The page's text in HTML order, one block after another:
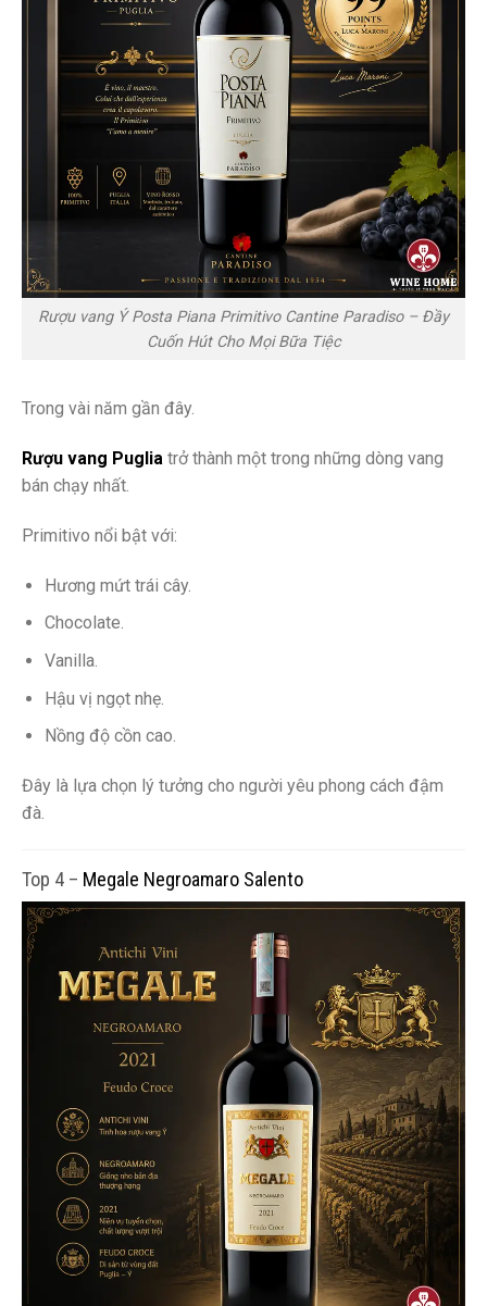
Rượu vang Ý Posta Piana Primitivo Cantine Paradiso – Đầy
Cuốn Hút Cho Mọi Bữa Tiệc
Trong vài năm gần đây.
Rượu vang Puglia trở thành một trong những dòng vang
bán chạy nhất.
Primitivo nổi bật với:
Hương mứt trái cây.
Chocolate.
Vanilla.
Hậu vị ngọt nhẹ.
Nồng độ cồn cao.
Đây là lựa chọn lý tưởng cho người yêu phong cách đậm
đà.
Top 4 – Megale Negroamaro Salento